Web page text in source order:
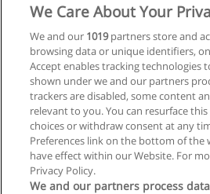
We Care About Your
We and our 1019partners store and
browsing data or unique identifiers,
Accept enables tracking technologies
shown under we and our partners
trackers are disabled, some content
relevant to you. You can resurface
choices or withdraw consent at any
Preferences link on the bottom of the
have effect within our Website. For
Privacy Policy.
We and our partners process